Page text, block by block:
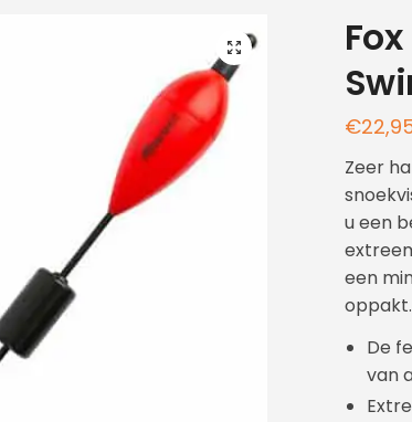
🔍
€
Zeer
u een
een
oppakt.
De
van